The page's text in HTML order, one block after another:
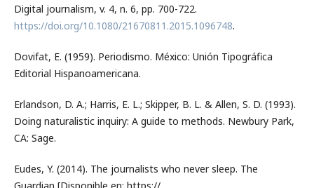
Digital journalism, v. 4, n. 6, pp. 700-722.
https://doi.org/10.1080/21670811.2015.1096748.
Dovifat, E. (1959). Periodismo. México: Unión Tipográfica
Editorial Hispanoamericana.
Erlandson, D. A.; Harris, E. L.; Skipper, B. L. & Allen, S. D. (1993).
Doing naturalistic inquiry: A guide to methods. Newbury Park,
CA: Sage.
Eudes, Y. (2014). The journalists who never sleep. The